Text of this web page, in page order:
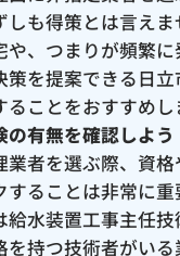
も得策とは言えま
や、つまりが頻繁
策を提案できる日
ことをおすすめし
有無を確認しよう
業者を選ぶ際、資
ることは非常に重
給水装置工事主任
持つ技術者がいる